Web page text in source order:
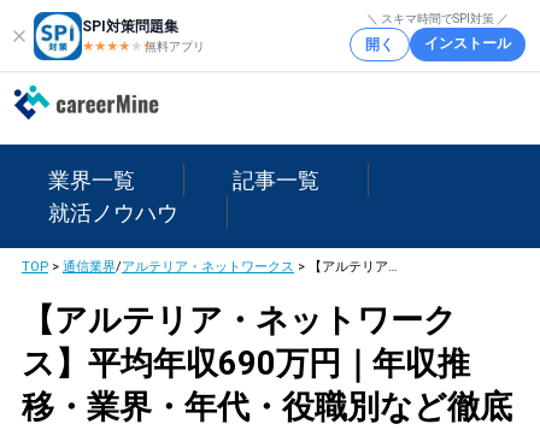
SPI対策問題集
★★★★ ★★
無料アプリ
＼ スキマ時間でSPI対策 ／
開く インストール
業界一覧
記事一覧
就活ノウハウ
TOP> 通信業界/アルテリア・ネットワークス > 【アルテリア・ネットワークス】平均年収690万円｜年収推移・業界・年代・役職別など徹底解説！
【アルテリア・ネットワーク
ス】平均年収690万円｜年収推
移・業界・年代・役職別など徹底